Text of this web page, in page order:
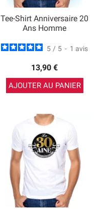
Tee-Shirt Anniversaire 20
Ans Homme
5 / 5 - 1 avis
13,90 €
AJOUTER AU PANIER